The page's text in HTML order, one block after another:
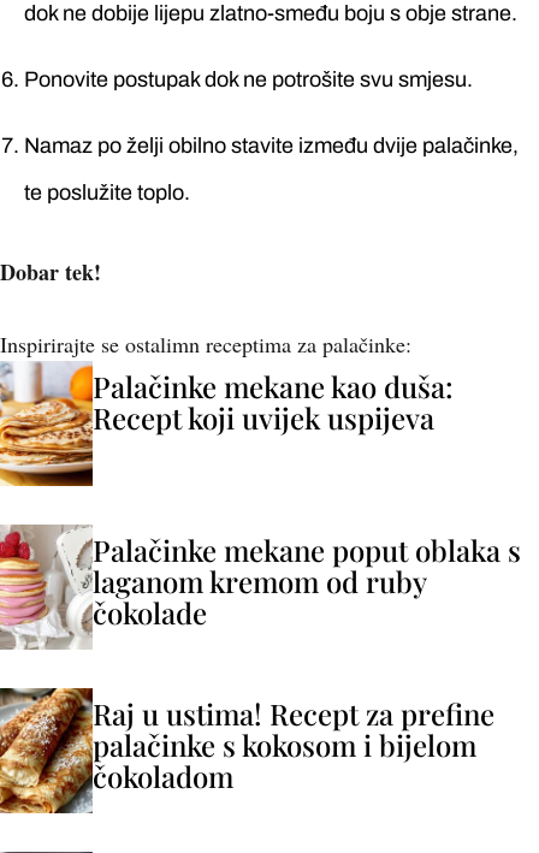
dok ne dobije lijepu zlatno-smeđu boju s obje strane.
Ponovite postupak dok ne potrošite svu smjesu.
Namaz po želji obilno stavite između dvije palačinke,
te poslužite toplo.
Dobar tek!
Inspirirajte se ostalimn receptima za palačinke:
Palačinke mekane kao duša:
Recept koji uvijek uspijeva
Palačinke mekane poput oblaka s
laganom kremom od ruby
čokolade
Raj u ustima! Recept za prefine
palačinke s kokosom i bijelom
čokoladom